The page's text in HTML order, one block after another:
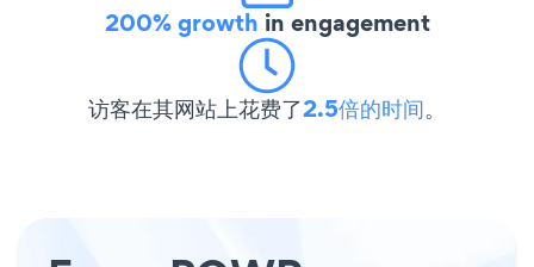
200% growth in engagement
访客在其网站上花费了2.5倍的时间。